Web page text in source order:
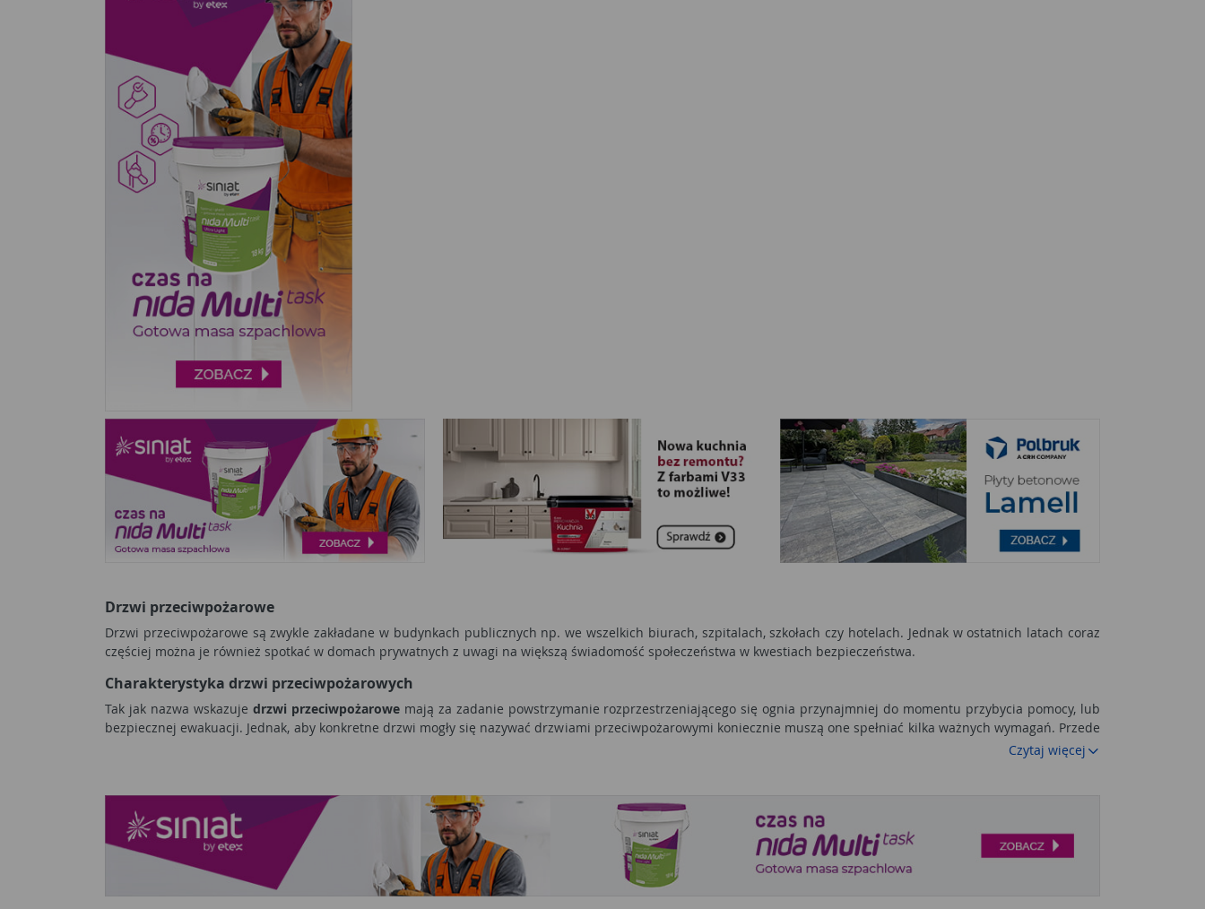
Drzwi przeciwpożarowe
Drzwi przeciwpożarowe są zwykle zakładane w budynkach publicznych np. we wszelkich biurach, szpitalach, szkołach czy hotelach. Jednak w ostatnich latach coraz
częściej można je również spotkać w domach prywatnych z uwagi na większą świadomość społeczeństwa w kwestiach bezpieczeństwa.
Charakterystyka drzwi przeciwpożarowych
Tak jak nazwa wskazuje drzwi przeciwpożarowemają za zadanie powstrzymanie rozprzestrzeniającego się ognia przynajmniej do momentu przybycia pomocy, lub
bezpiecznej ewakuacji. Jednak, aby konkretne drzwi mogły się nazywać drzwiami przeciwpożarowymi koniecznie muszą one spełniać kilka ważnych wymagań. Przede
podzielony ze względu na czas w jakim drzwi będą spełniać swoją funkcje w trakcie wystąpienia pożaru.
Montaż drzwi przeciwpożarowych
Wszystkie modeledrzwi przeciwpożarowych
są wyposażone w specjalne uszczelki, które w przypadku wysokiej temperatury powiększa się i odcina dopływ tlenu
dzięki czemu zmniejsza ogień. Przede wszystkim warto wstawić je w pomieszczeniach, w których znajdują się przedmioty łatwopalne, czy w kotłowniach. Z uwagi na
odporność na wysokie temperatury drzwi dobrze sprawdzają się także w kwestii ochrony przed hałasem, dlatego można je zamontować również w pokojach, w
Czytaj więcej